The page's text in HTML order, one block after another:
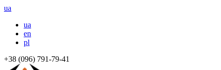
ua
ua
en
pl
+38 (096) 791-79-41